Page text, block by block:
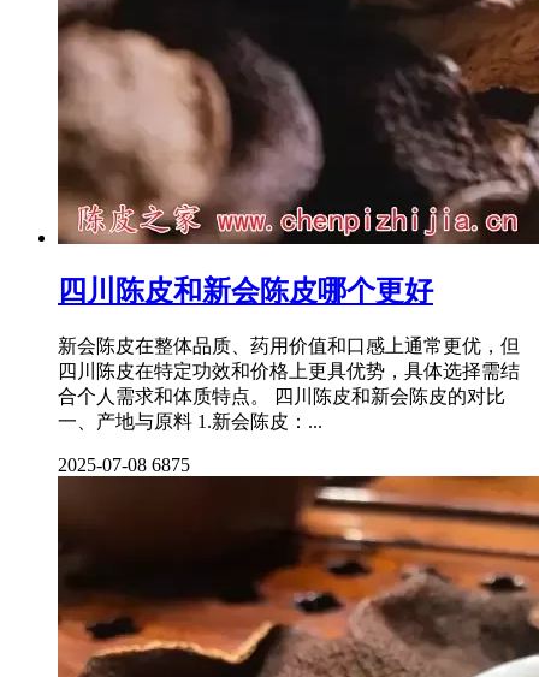
四川陈皮和新会陈皮哪个更好
新会陈皮在整体品质、药用价值和口感上通常更优，但
四川陈皮在特定功效和价格上更具优势，具体选择需结
合个人需求和体质特点。 四川陈皮和新会陈皮的对比
一、产地与原料 1.新会陈皮：...
2025-07-08 6875